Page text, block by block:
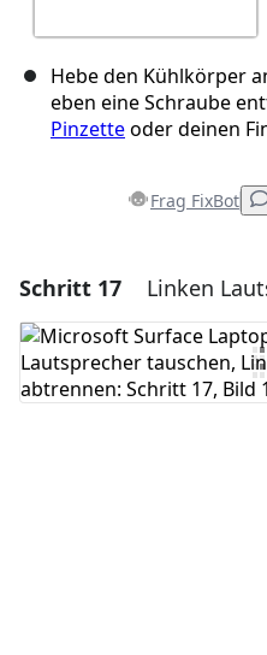
Hebe den Kühlkörper
eben eine Schraube
Pinzetteoder deinen
Frag FixBot
Einen
Kommentar
Schritt 17 Linken